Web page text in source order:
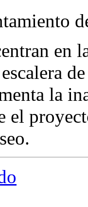
en
la
el